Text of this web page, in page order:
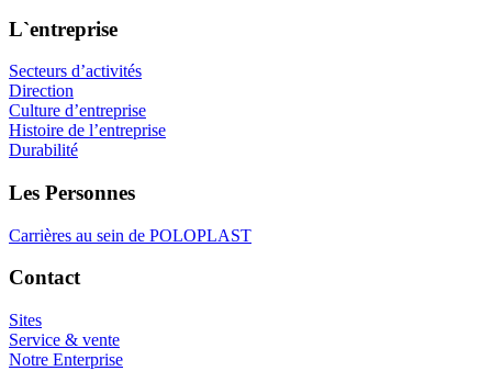
L`entreprise
Secteurs d’activités
Direction
Culture d’entreprise
Histoire de l’entreprise
Durabilité
Les Personnes
Carrières au sein de POLOPLAST
Contact
Sites
Service & vente
Notre Enterprise